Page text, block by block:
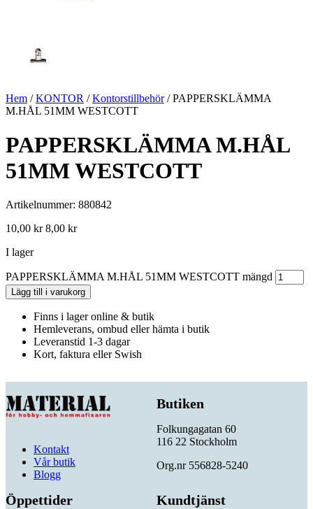
Hem /KONTOR /Kontorstillbehör/ PAPPERSKLÄMMA
M.HÅL 51MM WESTCOTT
PAPPERSKLÄMMA M.HÅL
51MM WESTCOTT
Artikelnummer: 880842
10,00 kr 8,00 kr
I lager
PAPPERSKLÄMMA M.HÅL 51MM WESTCOTT mängd
Lägg till i varukorg
Finns i lager online & butik
Hemleverans, ombud eller hämta i butik
Leveranstid 1-3 dagar
Kort, faktura eller Swish
Kontakt
Vår butik
Blogg
Butiken
Folkungagatan 60
116 22 Stockholm
Org.nr 556828-5240
Öppettider Kundtjänst